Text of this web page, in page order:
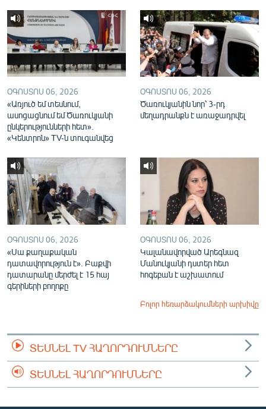
«Ազատության» բոլոր կայքերը
ՕԳՈՍՏՈՍ 06, 2026
«Առյուծ եմ տեսնում,
ասոցացնում եմ Ծառուկյանի
ընկերությունների հետ».
«Կենտրոն» TV-ն տուգանվեց
ՕԳՈՍՏՈՍ 06, 2026
Ծառուկյանին նոր՝ 3-րդ
մեղադրանքն է առաջադրվել
ՕԳՈՍՏՈՍ 06, 2026
«Սա քաղաքական
դատավորություն է». Բաքվի
դատարանը մերժել է 15 հայ
գերիների բողոքը
ՕԳՈՍՏՈՍ 06, 2026
Կալանավորված Արեգնազ
Մանուկյանի դստեր հետ
հոգեբան է աշխատում
Բոլոր հեռարձակումների արխիվը
ՏԵՍՆԵԼ TV ՀԱՂՈՐԴՈՒՄՆԵՐԸ
ՏԵՍՆԵԼ ՀԱՂՈՐԴՈՒՄՆԵՐԸ